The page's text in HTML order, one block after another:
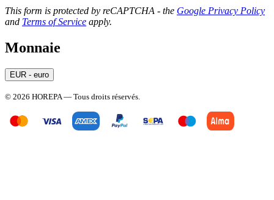
This form is protected by reCAPTCHA - the Google Privacy Policy
and Terms of Service apply.
Monnaie
EUR - euro
© 2026 HOREPA — Tous droits réservés.